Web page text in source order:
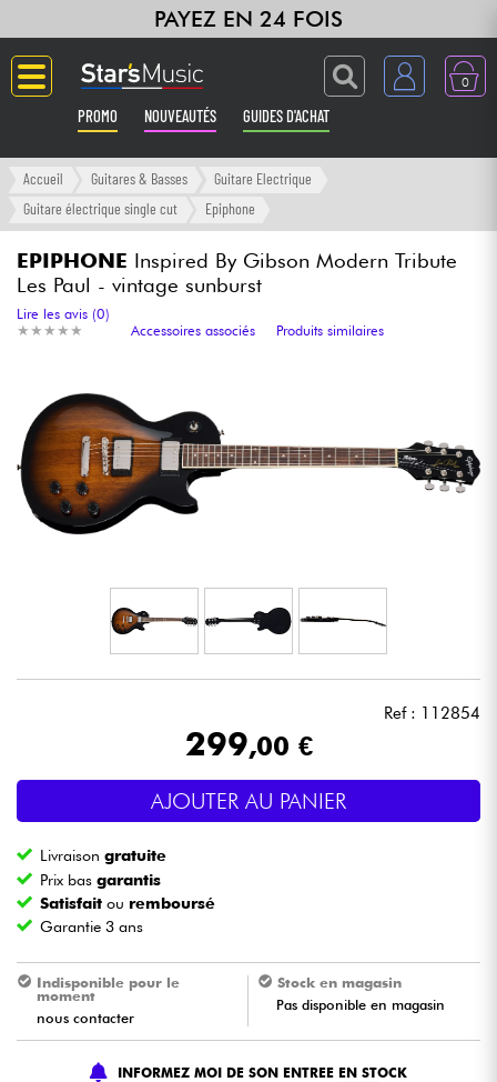
PAYEZ EN 24 FOIS
0
PROMO NOUVEAUTÉS GUIDES D'ACHAT
Langue
Amplis & Effets
Synthés & Sampleurs
Home Studio
Casques
Batteries & Percu
Vents
Violons & Quatuor
Eveil Musical
Accueil Guitares & Basses
Guitare Electrique
Guitare électrique single cut
Epiphone
EPIPHONE Inspired By Gibson Modern Tribute
Les Paul - vintage sunburst
★ ★ ★ ★ ★
★ ★ ★ ★ ★
Lire les avis (0)
Accessoires associés
Produits similaires
Ref : 112854
299,00 €
AJOUTER AU PANIER
Livraisongratuite
Prix basgarantis
Satisfait ou remboursé
Garantie 3 ans
Indisponible pour le
moment
nous contacter
Stock en magasin
Pas disponible en magasin
INFORMEZ MOI DE SON ENTREE EN STOCK